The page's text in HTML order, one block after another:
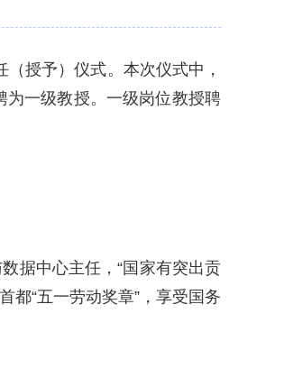
授予）仪式。本次仪式中，
一级教授。一级岗位教授聘
据中心主任，“国家有突出贡
都“五一劳动奖章”，享受国务